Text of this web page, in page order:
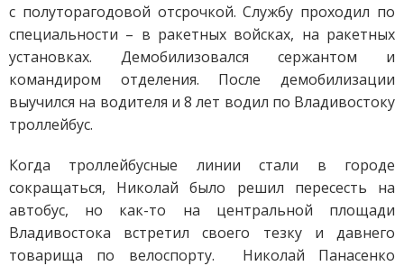
с полуторагодовой отсрочкой. Службу проходил по
специальности – в ракетных войсках, на ракетных
установках. Демобилизовался сержантом и
командиром отделения. После демобилизации
выучился на водителя и 8 лет водил по Владивостоку
троллейбус.
Когда троллейбусные линии стали в городе
сокращаться, Николай было решил пересесть на
автобус, но как-то на центральной площади
Владивостока встретил своего тезку и давнего
товарища по велоспорту. Николай Панасенко